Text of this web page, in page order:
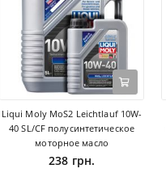
Liqui Moly MoS2 Leichtlauf 10W-
40 SL/CF полусинтетическое
моторное масло
238 грн.